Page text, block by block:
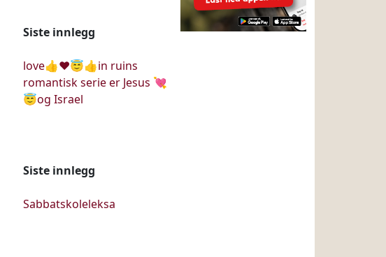
Siste innlegg
love👍❤️😇👍in ruins
romantisk serie er Jesus 💘
😇og Israel
Siste innlegg
Sabbatskoleleksa